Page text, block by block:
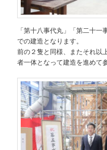
「第十八事代丸」「第二十
での建造となります。
前の２隻と同様、またそれ以
者一体となって建造を進めて